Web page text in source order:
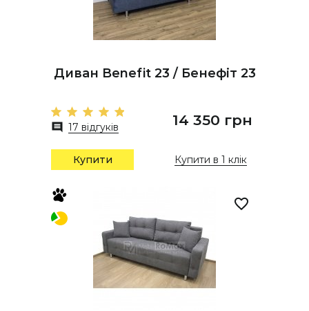
Диван Benefit 23 / Бенефіт 23
17 відгуків 14 350 грн
Купити Купити в 1 клік